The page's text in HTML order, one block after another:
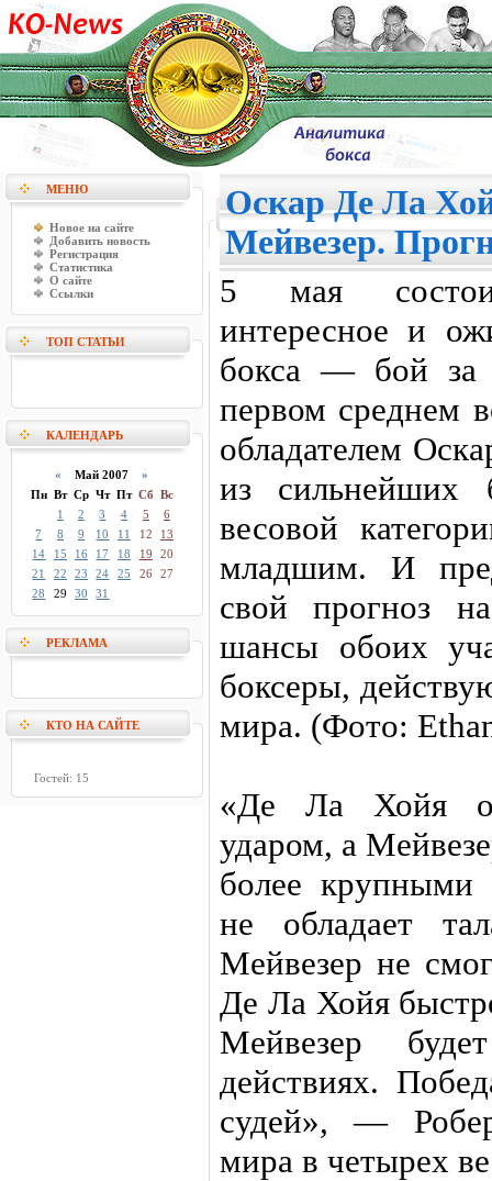
МЕНЮ
Новое на сайте
Добавить новость
Регистрация
Статистика
О сайте
Ссылки
ТОП СТАТЬИ
КАЛЕНДАРЬ
« Май 2007»
Пн Вт Ср Чт Пт Сб Вс
1
2 3 4 5
6
7
8 9 10 11 12
13
14
15 16 17 18 19
20
21
22 23 24 25 26 27
28
29 30 31
РЕКЛАМА
КТО НА САЙТЕ
Гостей: 15
Оскар Де Ла
Мейвезер.
5 мая
интересное и
бокса — бой за
первом среднем
обладателем
из сильнейших
весовой
младшим. И
свой прогноз
шансы обоих
боксеры,
мира. (Фото:
«Де Ла Хойя
ударом, а
более крупными
не обладает
Мейвезер не
Де Ла Хойя
Мейвезер
действиях.
судей», —
мира в четырех